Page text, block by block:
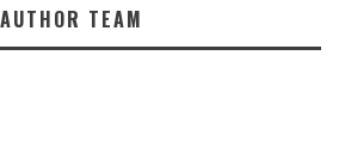
AUTHOR TEAM